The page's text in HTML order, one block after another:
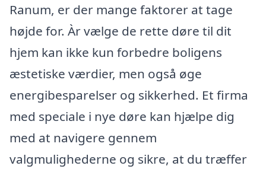
Ranum, er der mange faktorer at tage
højde for. Àr vælge de rette døre til dit
hjem kan ikke kun forbedre boligens
æstetiske værdier, men også øge
energibesparelser og sikkerhed. Et firma
med speciale i nye døre kan hjælpe dig
med at navigere gennem
valgmulighederne og sikre, at du træffer